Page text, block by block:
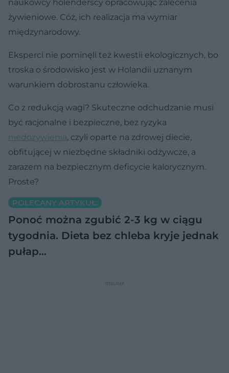
naukowcy holenderscy opracowując zalecenia
żywieniowe. Cóż, ich realizacja ma wymiar
międzynarodowy.
Eksperci nie pominęli też kwestii ekologicznych, bo
troska o środowisko jest w Holandii uznanym
warunkiem dobrostanu człowieka.
Co z redukcją wagi? Skuteczne odchudzanie musi
być racjonalne i bezpieczne, bez ryzyka
niedożywienia, czyli oparte na zdrowej diecie,
obfitującej w niezbędne składniki odżywcze, a
zarazem na bezpiecznym deficycie kalorycznym.
Proste?
POLECANY ARTYKUŁ:
Ponoć można zgubić 2-3 kg w ciągu
tygodnia. Dieta bez chleba kryje jednak
pułap…